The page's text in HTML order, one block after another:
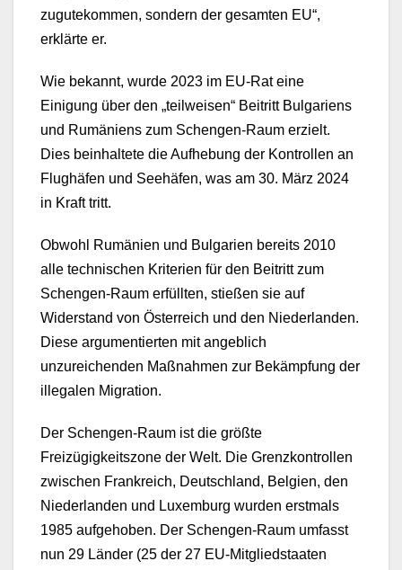
zugutekommen, sondern der gesamten EU“,
erklärte er.
Wie bekannt, wurde 2023 im EU-Rat eine
Einigung über den „teilweisen“ Beitritt Bulgariens
und Rumäniens zum Schengen-Raum erzielt.
Dies beinhaltete die Aufhebung der Kontrollen an
Flughäfen und Seehäfen, was am 30. März 2024
in Kraft tritt.
Obwohl Rumänien und Bulgarien bereits 2010
alle technischen Kriterien für den Beitritt zum
Schengen-Raum erfüllten, stießen sie auf
Widerstand von Österreich und den Niederlanden.
Diese argumentierten mit angeblich
unzureichenden Maßnahmen zur Bekämpfung der
illegalen Migration.
Der Schengen-Raum ist die größte
Freizügigkeitszone der Welt. Die Grenzkontrollen
zwischen Frankreich, Deutschland, Belgien, den
Niederlanden und Luxemburg wurden erstmals
1985 aufgehoben. Der Schengen-Raum umfasst
nun 29 Länder (25 der 27 EU-Mitgliedstaaten